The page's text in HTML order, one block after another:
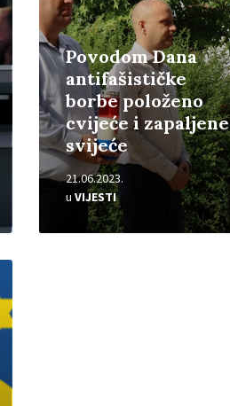
Povodom Dana
antifašističke
borbe položeno
cvijeće i zapaljene
svijeće
21.06.2023.
u VIJESTI